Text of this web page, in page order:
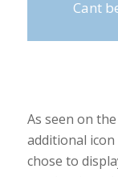
Cant
As seen on
additional
chose to